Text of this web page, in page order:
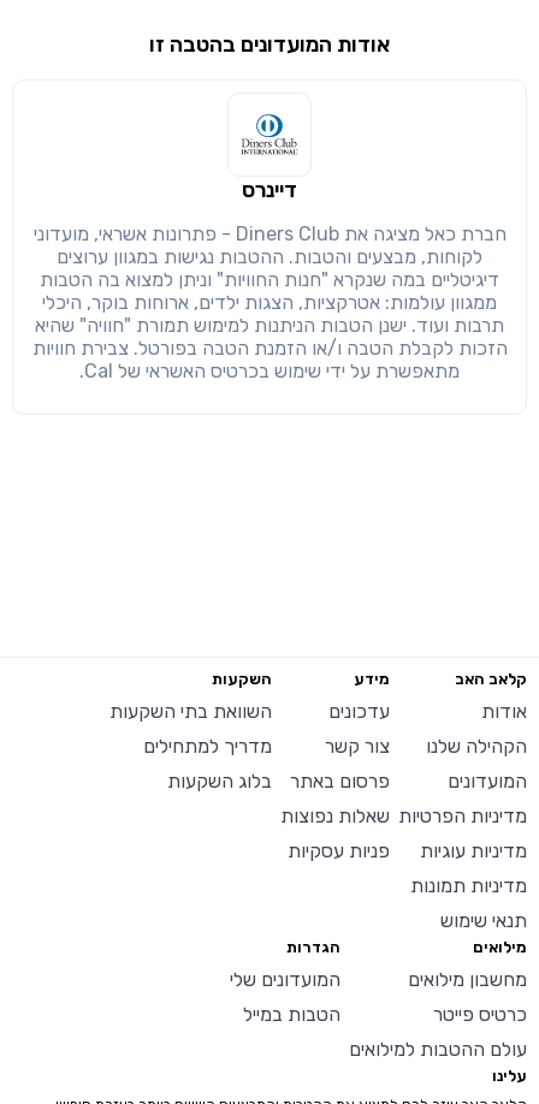
שיתוף
מימוש הטבה זו ניתן רק לחברי
אודות המועדונים בהטבה זו
דיינרס
חברת כאל מציגה את Diners Club - פתרונות אשראי, מועדוני
לקוחות, מבצעים והטבות. ההטבות נגישות במגוון ערוצים
דיגיטליים במה שנקרא "חנות החוויות" וניתן למצוא בה הטבות
ממגוון עולמות: אטרקציות, הצגות ילדים, ארוחות בוקר, היכלי
תרבות ועוד. ישנן הטבות הניתנות למימוש תמורת "חוויה" שהיא
הזכות לקבלת הטבה ו/או הזמנת הטבה בפורטל. צבירת חוויות
מתאפשרת על ידי שימוש בכרטיס האשראי של Cal.
קלאב האב
אודות
הקהילה שלנו
המועדונים
מדיניות הפרטיות
מדיניות עוגיות
מדיניות תמונות
תנאי שימוש
מידע
עדכונים
צור קשר
פרסום באתר
שאלות נפוצות
פניות עסקיות
השקעות
השוואת בתי השקעות
מדריך למתחילים
בלוג השקעות
מילואים
מחשבון מילואים
כרטיס פייטר
עולם ההטבות למילואים
הגדרות
המועדונים שלי
הטבות במייל
עלינו